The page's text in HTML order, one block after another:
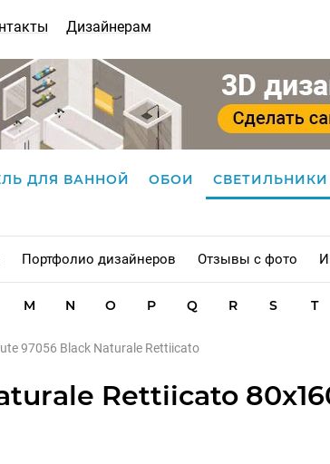
Дизайнерам
ДЛЯ ВАННОЙ ОБОИ СВЕТИЛЬНИКИ
Портфолио дизайнеров Отзывы с фото
M N O P Q R S T
97056 Black Naturale Rettiicato
Rettiicato